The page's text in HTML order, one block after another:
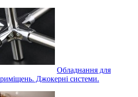
Обладнання для
Джокерні системи.